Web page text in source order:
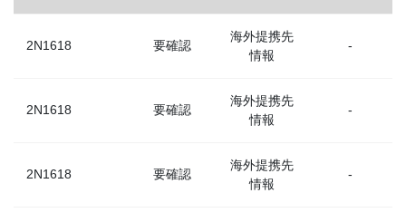
2N1618 要確認
海外提携先
情報
-
2N1618 要確認
海外提携先
情報
-
2N1618 要確認
海外提携先
情報
-